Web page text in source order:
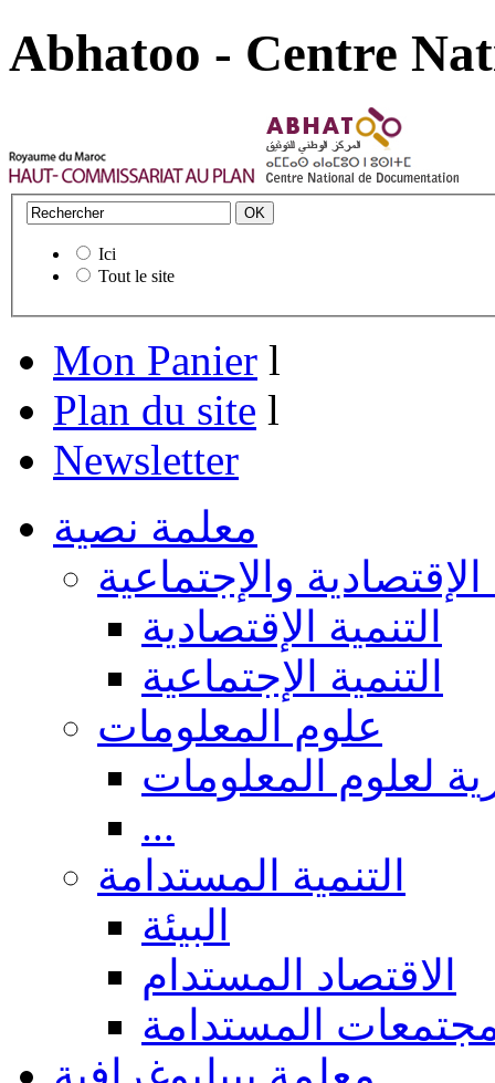
Abhatoo - Centre
Ici
Tout le site
Mon Panier l
Plan du site l
Newsletter
معلمة نصية
الإقتصادية والإجتماعية
التنمية الإقتصادية
التنمية الإجتماعية
علوم المعلومات
لعلوم المعلومات
...
التنمية المستدامة
البيئة
الاقتصاد المستدام
المستدامة